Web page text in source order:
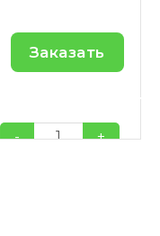
Заказать
- +